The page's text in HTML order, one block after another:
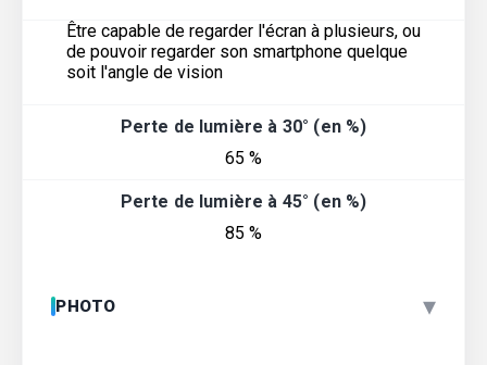
Être capable de regarder l'écran à plusieurs, ou
de pouvoir regarder son smartphone quelque
soit l'angle de vision
Perte de lumière à 30° (en %)
65 %
Perte de lumière à 45° (en %)
85 %
PHOTO ▾